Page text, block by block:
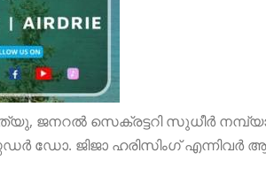
ജനറൽ സെക്രട്ടറി സുധീർ
ഡോ. ജിജാ ഹരിസിംഗ്